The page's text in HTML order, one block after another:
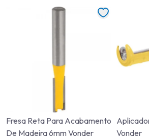
Fresa Reta Para Acabamento
De Madeira 6mm Vonder
Vonder